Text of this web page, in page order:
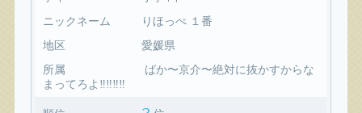
ニックネーム
りほっぺ １番
地区
愛媛県
所属
ばか〜京介〜絶対に抜かすからな
まってろよ‼️‼️‼️‼️